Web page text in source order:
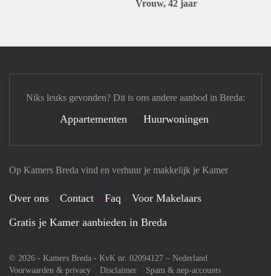
Vrouw, 42 jaar
Op Kamers Breda vind en verhuur je makkelijk je Kamer
Over ons Contact Faq
Voor Makelaars
Gratis je Kamer aanbieden in Breda
© 2026 - Kamers Breda - KvK nr. 02094127 – Nederland
Voorwaarden & privacy
Disclaimer Spam & nep-accounts
Niks leuks gevonden? Dit is ons andere aanbod in Breda:
Appartementen Huurwoningen